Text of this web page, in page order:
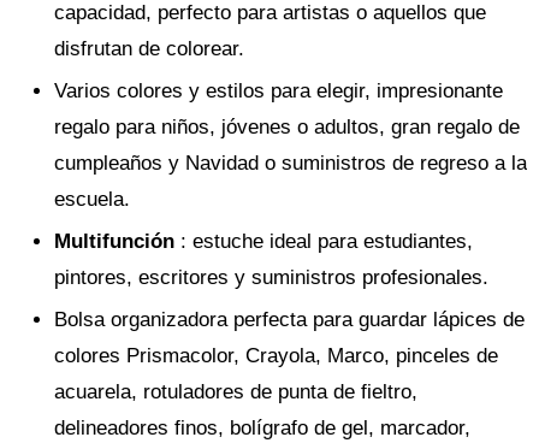
capacidad, perfecto para artistas o aquellos que
disfrutan de colorear.
Varios colores y estilos para elegir, impresionante
regalo para niños, jóvenes o adultos, gran regalo de
cumpleaños y Navidad o suministros de regreso a la
escuela.
Multifunción : estuche ideal para estudiantes,
pintores, escritores y suministros profesionales.
Bolsa organizadora perfecta para guardar lápices de
colores Prismacolor, Crayola, Marco, pinceles de
acuarela, rotuladores de punta de fieltro,
delineadores finos, bolígrafo de gel, marcador,